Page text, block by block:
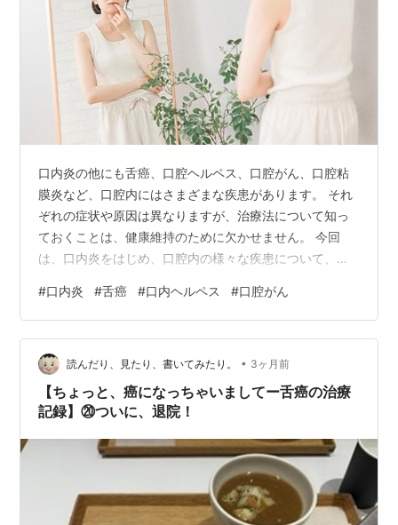
口内炎の他にも舌癌、口腔ヘルペス、口腔がん、口腔粘
膜炎など、口腔内にはさまざまな疾患があります。 それ
ぞれの症状や原因は異なりますが、治療法について知っ
ておくことは、健康維持のために欠かせません。 今回
は、口内炎をはじめ、口腔内の様々な疾患について、そ
するために、ぜひ参考にしてください。 口内炎の種類と
それぞれの違いとは？ （アフタ性口内炎） （ヘルペス性
口内炎） （カンジダ性口内炎） （外傷性口内炎） （薬
剤性口内炎） 舌癌、口内ヘルペス、口腔がんの症状と特
徴とは？ （舌癌の症状と特徴） （口内ヘルペスの症状と
特徴） （口腔がんの症状と特徴…
#口内炎 #舌癌 #口内ヘルペス #口腔がん
読んだり、見たり、書いてみたり。 • 3ヶ月前
【ちょっと、癌になっちゃいましてー舌癌の治療
記録】⑳ついに、退院！